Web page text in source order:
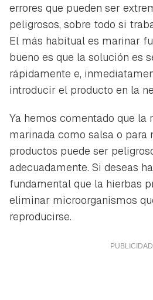
errores que pueden ser
peligrosos, sobre todo si
El más habitual es marinar
bueno es que la solución es
rápidamente e,
introducir el producto en la
Ya hemos comentado que la
marinada como salsa o para
productos puede ser
adecuadamente. Si deseas
fundamental que la hierbas
eliminar microorganismos
reproducirse.